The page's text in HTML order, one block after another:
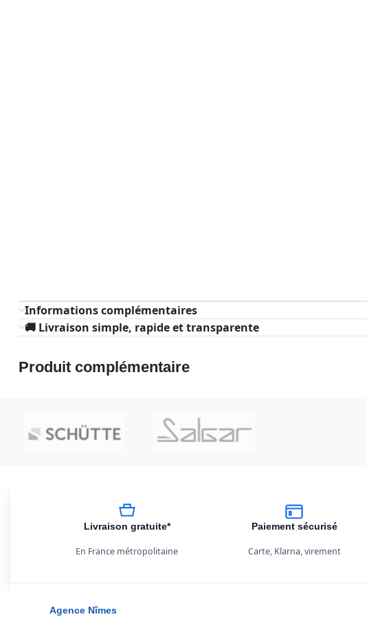
Informations complémentaires
🚚 Livraison simple, rapide et transparente
Produit complémentaire
Livraison gratuite*
En France métropolitaine
Paiement sécurisé
Carte, Klarna, virement
Agence Nîmes